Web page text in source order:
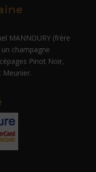
MANNOURY (frère
champagne
Pinot Noir,
Meunier.